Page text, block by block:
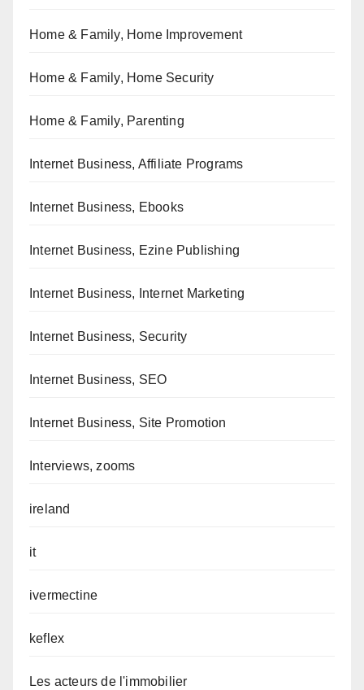
Home & Family, Home Improvement
Home & Family, Home Security
Home & Family, Parenting
Internet Business, Affiliate Programs
Internet Business, Ebooks
Internet Business, Ezine Publishing
Internet Business, Internet Marketing
Internet Business, Security
Internet Business, SEO
Internet Business, Site Promotion
Interviews, zooms
ireland
it
ivermectine
keflex
Les acteurs de l'immobilier